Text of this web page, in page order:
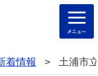
着情報 > 土浦市